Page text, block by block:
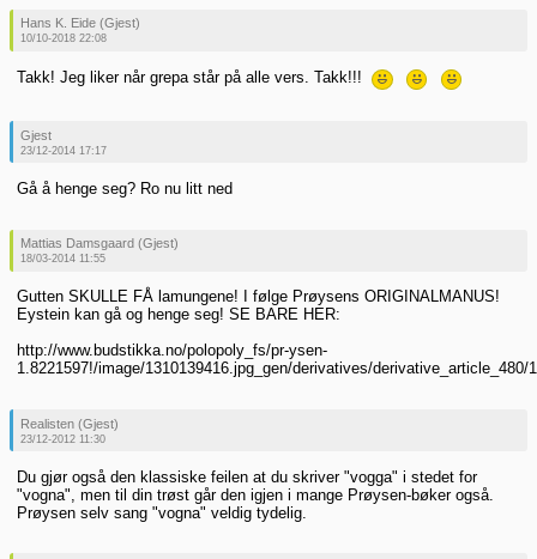
Hans K. Eide (Gjest)
10/10-2018 22:08
Takk! Jeg liker når grepa står på alle vers. Takk!!!
Gjest
23/12-2014 17:17
Gå å henge seg? Ro nu litt ned
Mattias Damsgaard (Gjest)
18/03-2014 11:55
Gutten SKULLE FÅ lamungene! I følge Prøysens ORIGINALMANUS!
Eystein kan gå og henge seg! SE BARE HER:
http://www.budstikka.no/polopoly_fs/pr-ysen-
1.8221597!/image/1310139416.jpg_gen/derivatives/derivative_article_480/
Realisten (Gjest)
23/12-2012 11:30
Du gjør også den klassiske feilen at du skriver "vogga" i stedet for
"vogna", men til din trøst går den igjen i mange Prøysen-bøker også.
Prøysen selv sang "vogna" veldig tydelig.